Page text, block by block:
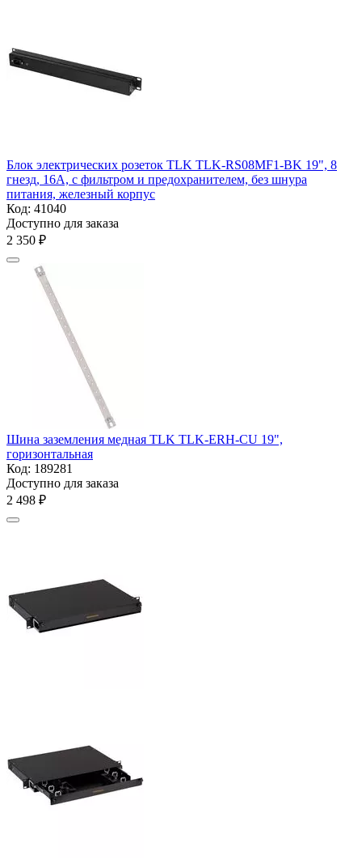
Блок электрических розеток TLK TLK-RS08MF1-BK 19", 8
гнезд, 16А, с фильтром и предохранителем, без шнура
питания, железный корпус
Код: 41040
Доступно для заказа
2 350 ₽
Шина заземления медная TLK TLK-ERH-CU 19",
горизонтальная
Код: 189281
Доступно для заказа
2 498 ₽